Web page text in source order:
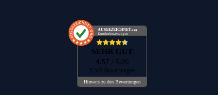
AUSGEZEICHNET.org
Kundenbewertungen
SEHR GUT
4.57 / 5.00
5.349 Bewertungen
Hinweis zu den Bewertungen